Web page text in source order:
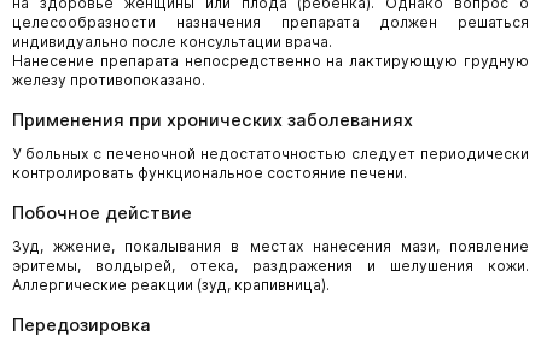
целесообразности назначения препарата должен решаться
индивидуально после консультации врача.
Нанесение препарата непосредственно на лактирующую грудную
железу противопоказано.
Применения при хронических заболеваниях
У больных с печеночной недостаточностью следует периодически
контролировать функциональное состояние печени.
Побочное действие
Зуд, жжение, покалывания в местах нанесения мази, появление
эритемы, волдырей, отека, раздражения и шелушения кожи.
Аллергические реакции (зуд, крапивница).
Передозировка